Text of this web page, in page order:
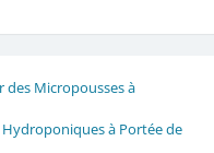
des Micropousses à
Hydroponiques à Portée de